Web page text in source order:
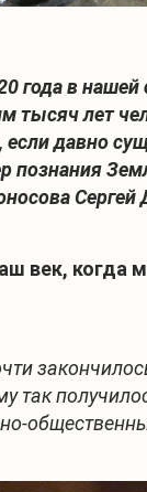
года в
тысяч лет
давно
век,